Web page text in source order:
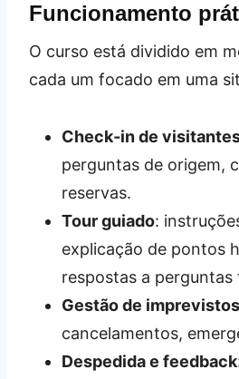
Funcionamento
O curso está dividido em
cada um focado em uma
Check‑in de
perguntas de origem,
reservas.
Tour guiado:
explicação de pontos
respostas a perguntas
Gestão de imprevistos
cancelamentos,
Despedida e feedback